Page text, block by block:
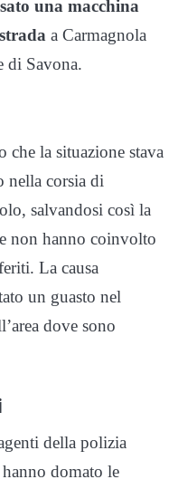
una macchina
a Carmagnola
di Savona.
che la situazione stava
nella corsia di
salvandosi così la
non hanno coinvolto
La causa
un guasto nel
dove sono
della polizia
domato le